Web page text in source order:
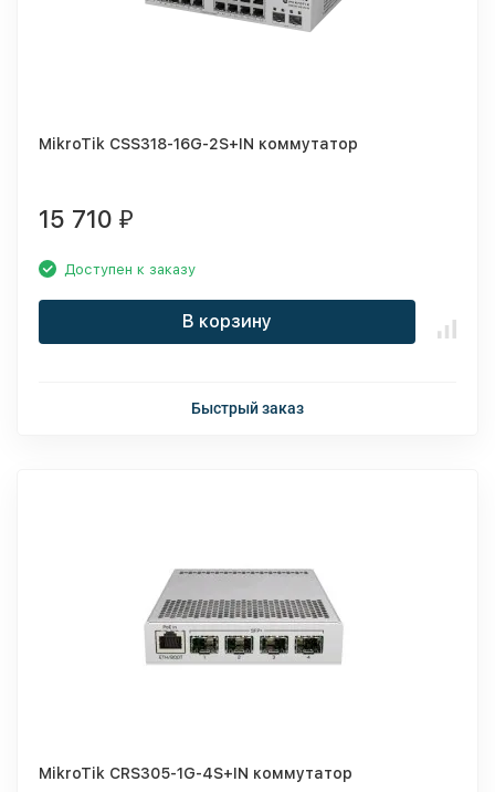
MikroTik CSS318-16G-2S+IN коммутатор
15 710 ₽
Доступен к заказу
В корзину
Быстрый заказ
MikroTik CRS305-1G-4S+IN коммутатор